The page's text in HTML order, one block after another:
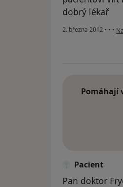
dobrý lékař
2. března 2012 • • •
Pomáhají
Pacient
Pan doktor